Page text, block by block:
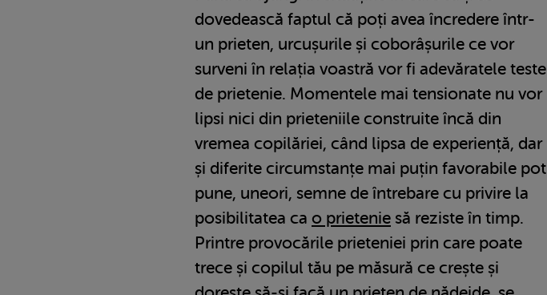
dovedească faptul că poți avea încredere într-
un prieten, urcușurile și coborâșurile ce vor
surveni în relația voastră vor fi adevăratele teste
de prietenie. Momentele mai tensionate nu vor
lipsi nici din prieteniile construite încă din
vremea copilăriei, când lipsa de experiență, dar
și diferite circumstanțe mai puțin favorabile pot
pune, uneori, semne de întrebare cu privire la
posibilitatea ca o prietenie să reziste în timp.
Printre provocările prieteniei prin care poate
trece și copilul tău pe măsură ce crește și